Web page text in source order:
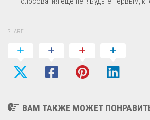
SHARE
ВАМ ТАКЖЕ МОЖЕТ